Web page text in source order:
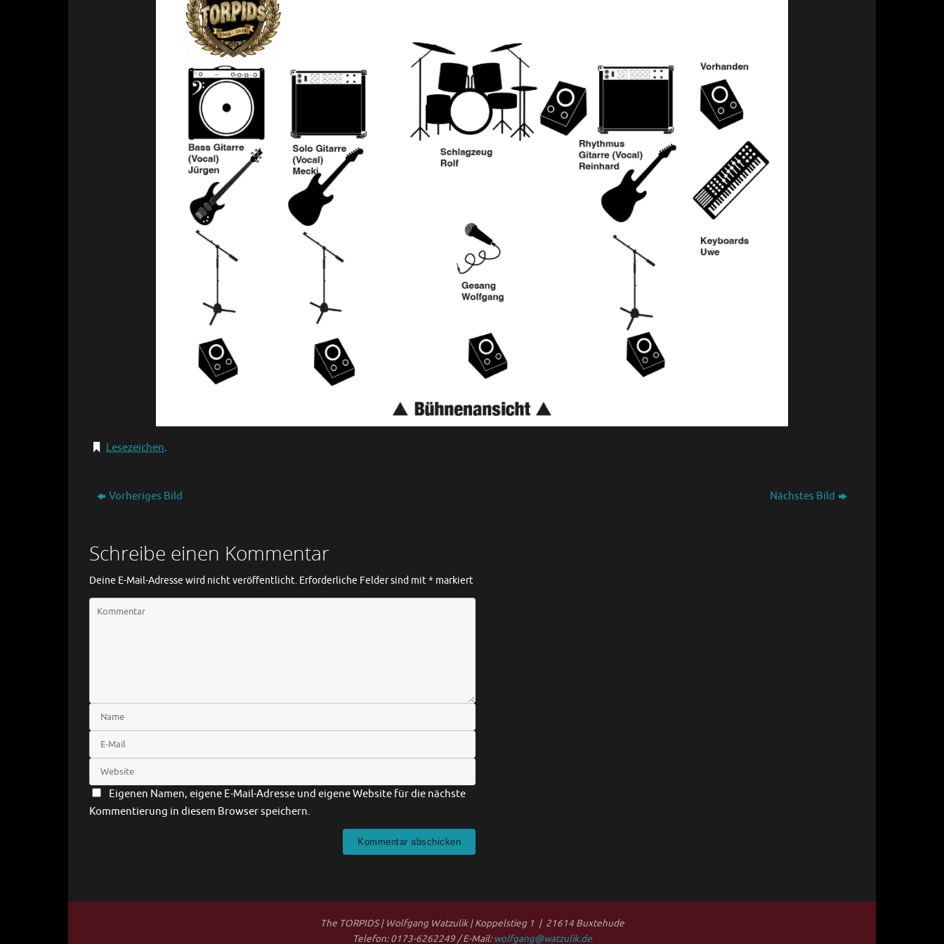
Lesezeichen.
Vorheriges Bild Nächstes Bild
Schreibe einen Kommentar
Deine E-Mail-Adresse wird nicht veröffentlicht. Erforderliche Felder sind mit* markiert
Eigenen Namen, eigene E-Mail-Adresse und eigene Website für die nächste
Kommentierung in diesem Browser speichern.
The TORPIDS | Wolfgang Watzulik | Koppelstieg 1 | 21614 Buxtehude
Telefon: 0173-6262249 / E-Mail: wolfgang@watzulik.de